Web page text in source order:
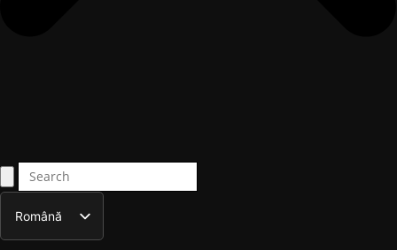
Română
English